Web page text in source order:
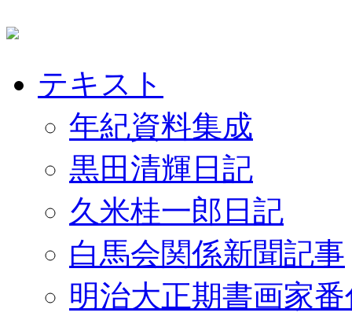
テキスト
年紀資料集成
黒田清輝日記
久米桂一郎日記
白馬会関係新聞記事
明治大正期書画家